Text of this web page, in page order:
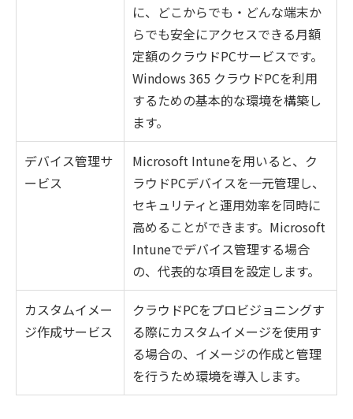
に、どこからでも・どんな端末か
らでも安全にアクセスできる月額
定額のクラウドPCサービスです。
Windows 365 クラウドPCを利用
するための基本的な環境を構築し
ます。
デバイス管理サ
ービス
Microsoft Intuneを用いると、ク
ラウドPCデバイスを一元管理し、
セキュリティと運用効率を同時に
高めることができます。Microsoft
Intuneでデバイス管理する場合
の、代表的な項目を設定します。
カスタムイメー
ジ作成サービス
クラウドPCをプロビジョニングす
る際にカスタムイメージを使用す
る場合の、イメージの作成と管理
を行うため環境を導入します。